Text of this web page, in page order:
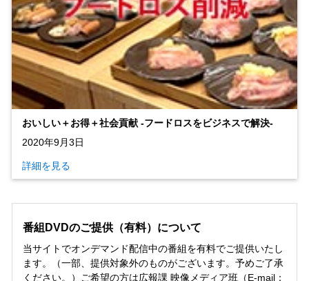
おいしい＋お得＋社会貢献 ‐フードロスをビジネスで解決‐
2020年9月3日
詳細を見る
番組DVDのご提供（有料）について
当サイトでオンデマンド配信中の番組を有料でご提供いたし
ます。（一部、提供対象外のものがございます。予めご了承
ください。）ご希望の方は広報課 映像メディア班（E-mail：